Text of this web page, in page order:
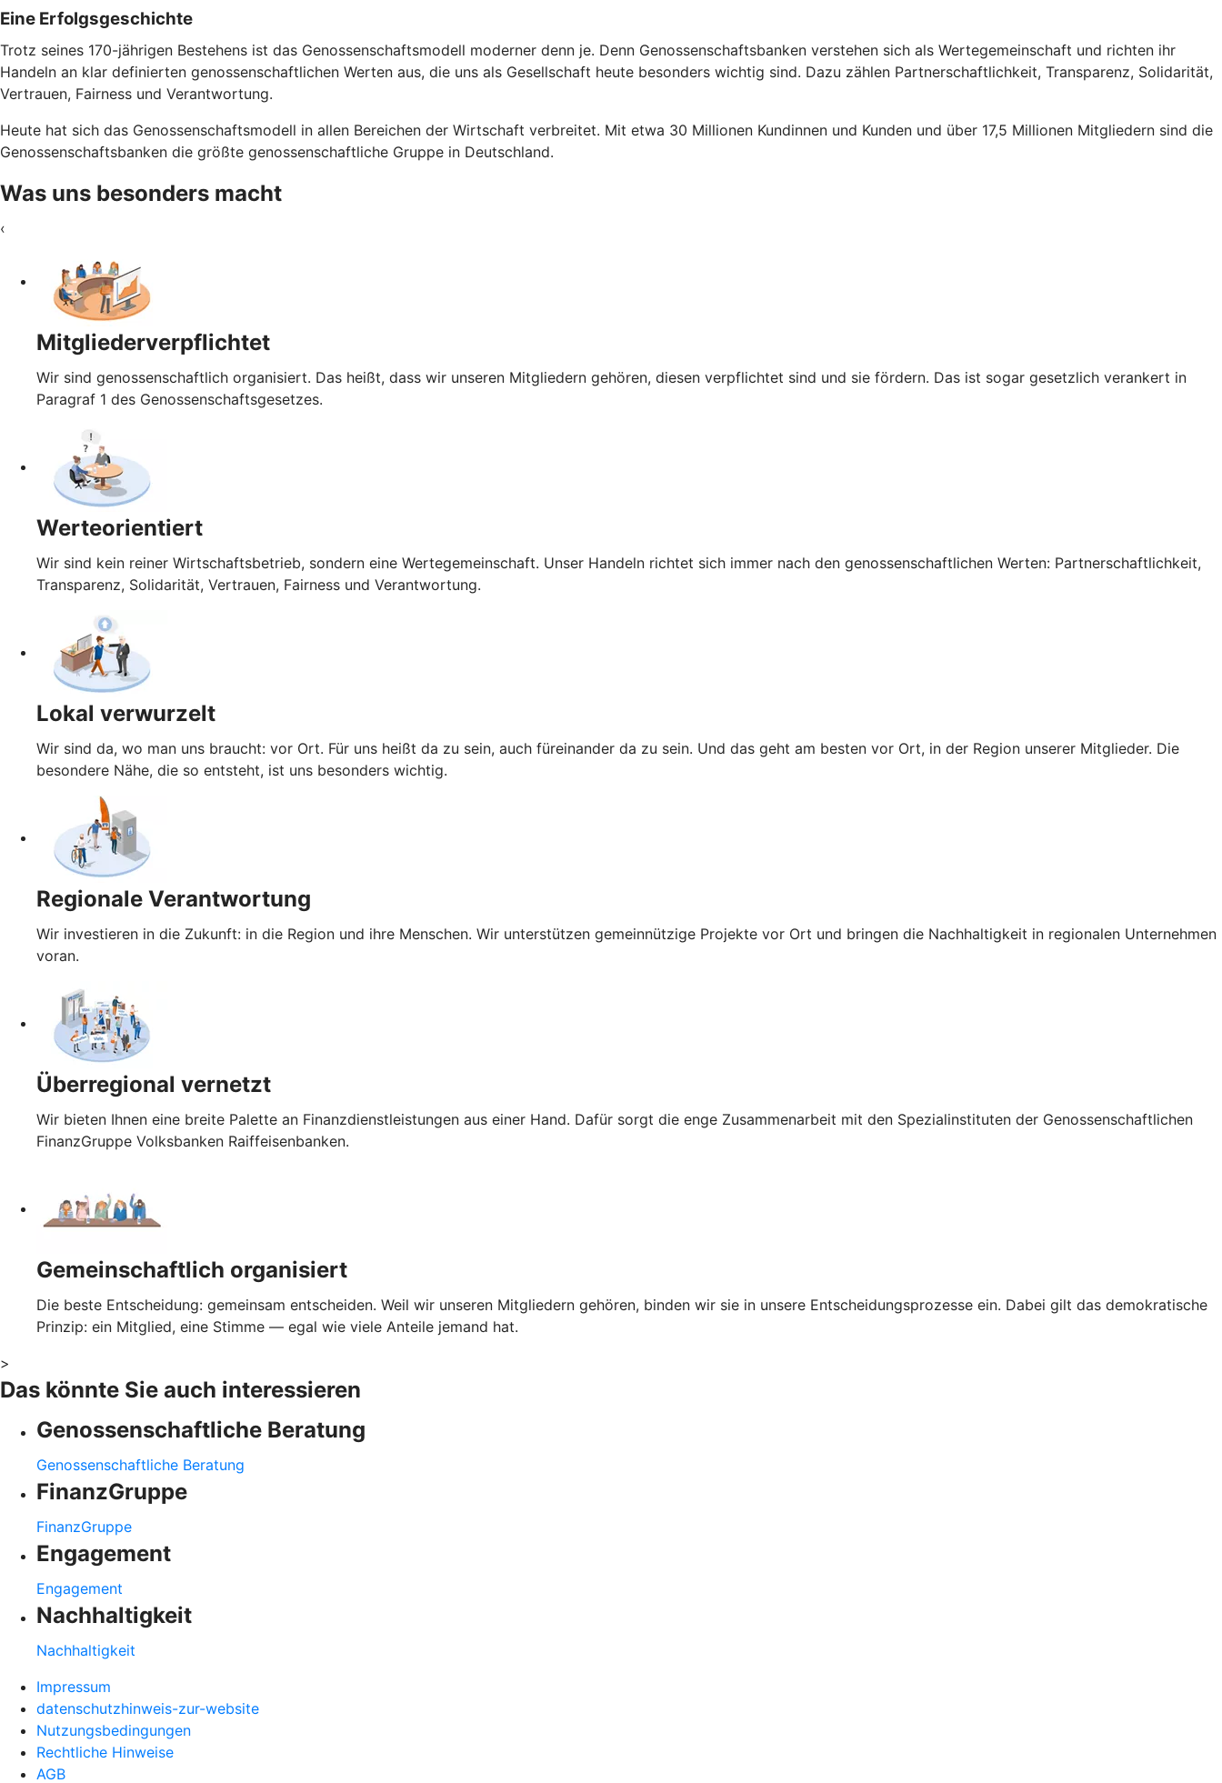
Eine Erfolgsgeschichte
Trotz seines 170-jährigen Bestehens ist das Genossenschaftsmodell moderner denn je. Denn Genossenschaftsbanken verstehen sich als Wertegemeinschaft und richten ihr
Handeln an klar definierten genossenschaftlichen Werten aus, die uns als Gesellschaft heute besonders wichtig sind. Dazu zählen Partnerschaftlichkeit, Transparenz, Solidarität,
Vertrauen, Fairness und Verantwortung.
Heute hat sich das Genossenschaftsmodell in allen Bereichen der Wirtschaft verbreitet. Mit etwa 30 Millionen Kundinnen und Kunden und über 17,5 Millionen Mitgliedern sind die
Genossenschaftsbanken die größte genossenschaftliche Gruppe in Deutschland.
Was uns besonders macht
‹
Mitgliederverpflichtet
Wir sind genossenschaftlich organisiert. Das heißt, dass wir unseren Mitgliedern gehören, diesen verpflichtet sind und sie fördern. Das ist sogar gesetzlich verankert in
Paragraf 1 des Genossenschaftsgesetzes.
Werteorientiert
Wir sind kein reiner Wirtschaftsbetrieb, sondern eine Wertegemeinschaft. Unser Handeln richtet sich immer nach den genossenschaftlichen Werten: Partnerschaftlichkeit,
Transparenz, Solidarität, Vertrauen, Fairness und Verantwortung.
Lokal verwurzelt
Wir sind da, wo man uns braucht: vor Ort. Für uns heißt da zu sein, auch füreinander da zu sein. Und das geht am besten vor Ort, in der Region unserer Mitglieder. Die
besondere Nähe, die so entsteht, ist uns besonders wichtig.
Regionale Verantwortung
Wir investieren in die Zukunft: in die Region und ihre Menschen. Wir unterstützen gemeinnützige Projekte vor Ort und bringen die Nachhaltigkeit in regionalen Unternehmen
voran.
Überregional vernetzt
Wir bieten Ihnen eine breite Palette an Finanzdienstleistungen aus einer Hand. Dafür sorgt die enge Zusammenarbeit mit den Spezialinstituten der Genossenschaftlichen
FinanzGruppe Volksbanken Raiffeisenbanken.
Gemeinschaftlich organisiert
Die beste Entscheidung: gemeinsam entscheiden. Weil wir unseren Mitgliedern gehören, binden wir sie in unsere Entscheidungsprozesse ein. Dabei gilt das demokratische
Prinzip: ein Mitglied, eine Stimme — egal wie viele Anteile jemand hat.
>
Das könnte Sie auch interessieren
Genossenschaftliche Beratung
Genossenschaftliche Beratung
FinanzGruppe
FinanzGruppe
Engagement
Engagement
Nachhaltigkeit
Nachhaltigkeit
Impressum
datenschutzhinweis-zur-website
Nutzungsbedingungen
Rechtliche Hinweise
AGB